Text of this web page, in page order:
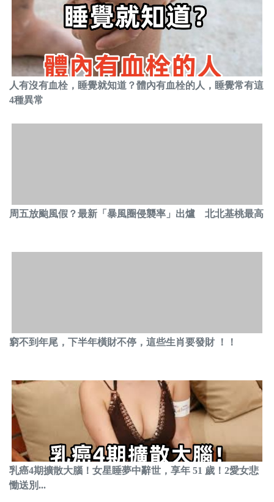
人有沒有血栓，睡覺就知道？體內有血栓的人，睡覺常有這
4種異常
周五放颱風假？最新「暴風圈侵襲率」出爐 北北基桃最高
窮不到年尾，下半年橫財不停，這些生肖要發財 ！！
乳癌4期擴散大腦！女星睡夢中辭世，享年 51 歲！2愛女悲
慟送別...